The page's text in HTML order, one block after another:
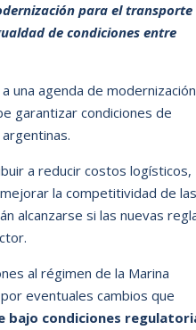
para el transporte
de condiciones entre
una agenda de modernización
garantizar condiciones de
a reducir costos logísticos,
la competitividad de las
alcanzarse si las nuevas
al régimen de la Marina
eventuales cambios que
bajo condiciones